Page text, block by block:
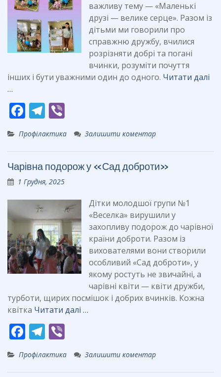
важливу тему — «Маленькі
друзі — велике серце». Разом із
дітьми ми говорили про
справжню дружбу, вчилися
розрізняти добрі та погані
вчинки, розуміти почуття
інших і бути уважними один до одного. Читати далі
…
F
ac
e
b
o
o
k
T
e
gr
a
m
er
Профілактика Залишити коментар
Чарівна подорож у «Сад доброти»
1 Грудня, 2025
Дітки молодшої групи №1
«Веселка» вирушили у
захопливу подорож до чарівної
країни доброти. Разом із
вихователями вони створили
особливий «Сад доброти», у
якому ростуть не звичайні, а
чарівні квіти — квіти дружби,
турботи, щирих посмішок і добрих вчинків. Кожна
квітка Читати далі …
F
ac
e
T
e er
Профілактика Залишити коментар